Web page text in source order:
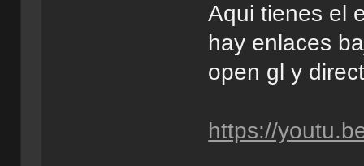
Aqui tienes el
hay enlaces
open gl y
https://